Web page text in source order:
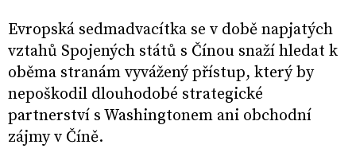
Evropská sedmadvacítka se v době napjatých
vztahů Spojených států s Čínou snaží hledat k
oběma stranám vyvážený přístup, který by
nepoškodil dlouhodobé strategické
partnerství s Washingtonem ani obchodní
zájmy v Číně.